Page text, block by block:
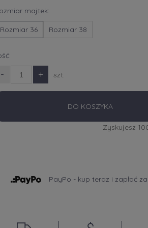
majtek:
Rozmiar 36 Rozmiar 38
- + szt.
DO KOSZYKA
Zyskujesz
PayPo - kup teraz i zapłać